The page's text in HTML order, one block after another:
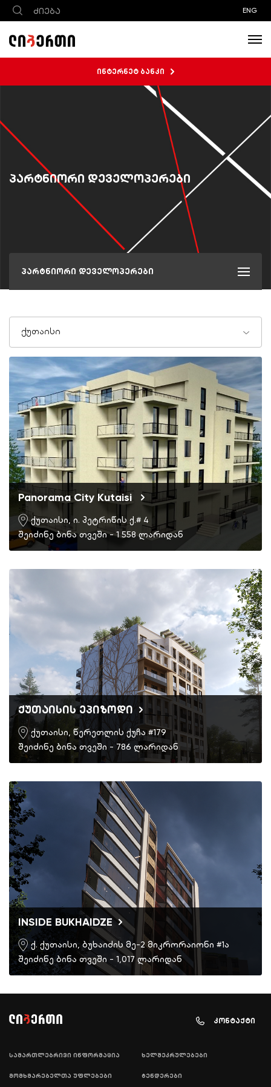
ENG
ინტერნეტ ბანკი
პარტნიორი დეველოპერები
პარტნიორი დეველოპერები
ქუთაისი
Panorama City Kutaisi
ქუთაისი, ი. პეტრიწის ქ.# 4
შეიძინე ბინა თვეში - 1 558 ლარიდან
ქუთაისის ეპიზოდი
ქუთაისი, წერეთლის ქუჩა #179
შეიძინე ბინა თვეში - 786 ლარიდან
INSIDE BUKHAIDZE
ქ. ქუთაისი, ბუხაიძის მე-2 მიკრორაიონი #1ა
შეიძინე ბინა თვეში - 1,017 ლარიდან
კონტაქტი
სამართლებრივი ინფორმაცია ხელშეკრულებები
მომხმარებელთა უფლებები ტენდერები